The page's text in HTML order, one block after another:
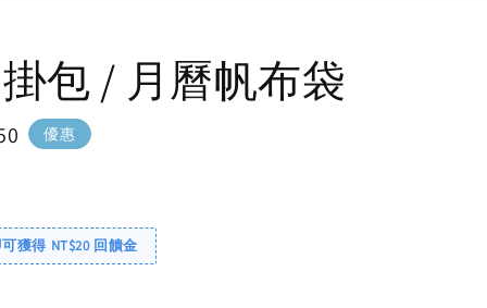
包 / 月曆帆布袋
優惠
獲得 NT$20 回饋金